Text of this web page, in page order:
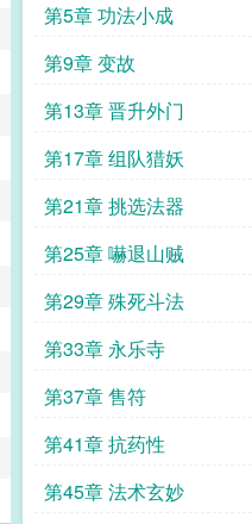
第5章 功法小成
第9章 变故
第13章 晋升外门
第17章 组队猎妖
第21章 挑选法器
第25章 嚇退山贼
第29章 殊死斗法
第33章 永乐寺
第37章 售符
第41章 抗药性
第45章 法术玄妙